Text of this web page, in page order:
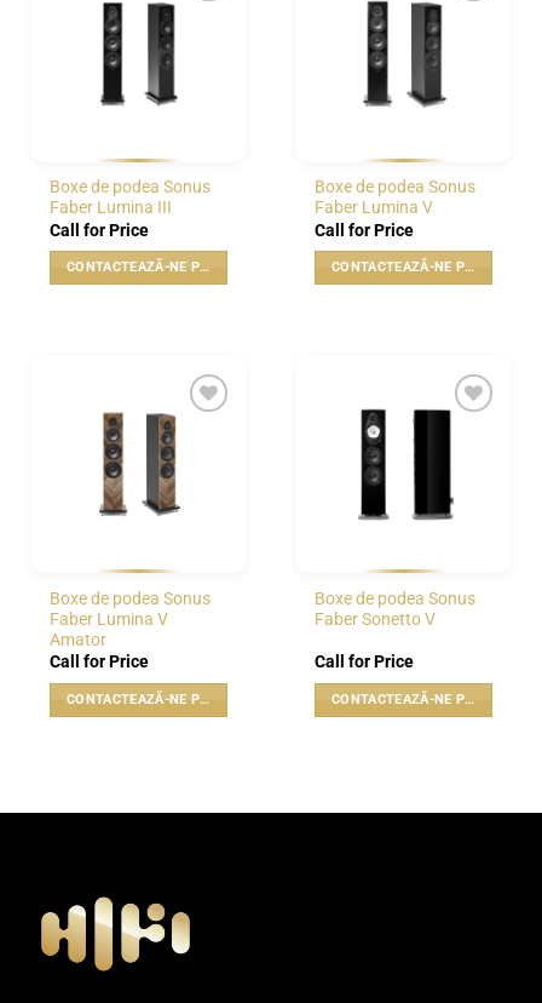
Opțiunile
produsului.
variații.
Opțiunile
produsului.
WISHLIST
Boxe de podea Sonus
Faber Lumina III
Call for Price
CONTACTEAZĂ-NE PENTRU PREȚ
WISHLIST
Boxe de podea Sonus
Faber Lumina V
Call for Price
CONTACTEAZĂ-NE PENTRU PREȚ
WISHLIST
Boxe de podea Sonus
Faber Lumina V
Amator
Call for Price
CONTACTEAZĂ-NE PENTRU PREȚ
Boxe de podea Sonus
Faber Sonetto V
Call for Price
CONTACTEAZĂ-NE PENTRU PREȚ